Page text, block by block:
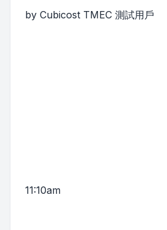
by Cubicost TMEC 測試用戶
11:10am